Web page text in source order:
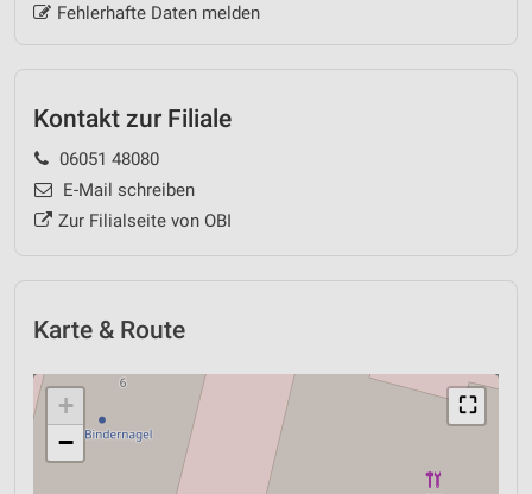
Fehlerhafte Daten melden
Kontakt zur Filiale
06051 48080
E-Mail schreiben
Zur Filialseite von OBI
Karte & Route
⛶
+
−